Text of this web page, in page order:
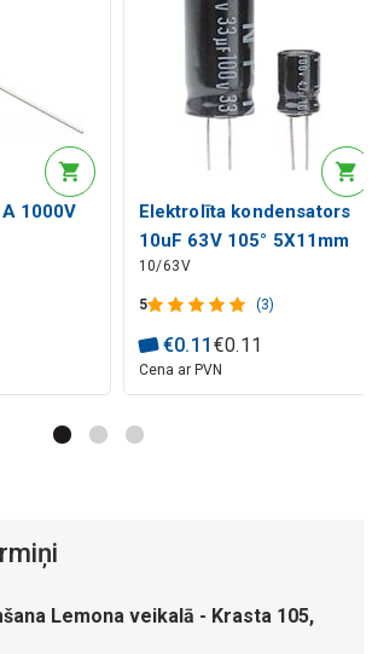
1000V
Elektrolīta kondensators
10uF 63V 105° 5X11mm
RoHS
10/63V
5 (3)
€0.11 €0.11
Cena ar PVN
Lemona veikalā - Krasta 105,